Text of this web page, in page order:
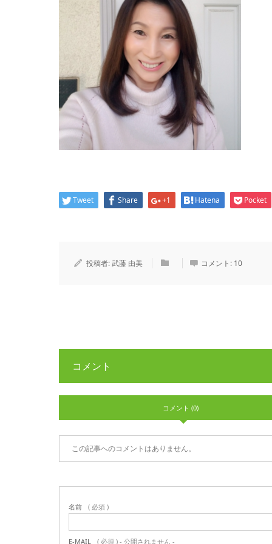
Tweet Share +1 Hatena Pocket
投稿者:武藤 由美 コメント: 10
コメント
コメント (0)
この記事へのコメントはありません。
名前 ( 必須 )
E-MAIL ( 必須 ) - 公開されません -